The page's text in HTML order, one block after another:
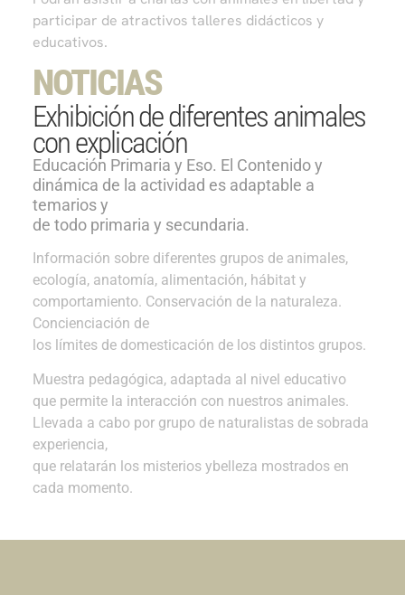
participar de atractivos talleres didácticos y
educativos.
NOTICIAS
Exhibición de diferentes animales
con explicación
Educación Primaria y Eso. El Contenido y
dinámica de la actividad es adaptable a
temarios y
de todo primaria y secundaria.
Información sobre diferentes grupos de animales,
ecología, anatomía, alimentación, hábitat y
comportamiento. Conservación de la naturaleza.
Concienciación de
los límites de domesticación de los distintos grupos.
Muestra pedagógica, adaptada al nivel educativo
que permite la interacción con nuestros animales.
Llevada a cabo por grupo de naturalistas de sobrada
experiencia,
que relatarán los misterios ybelleza mostrados en
cada momento.